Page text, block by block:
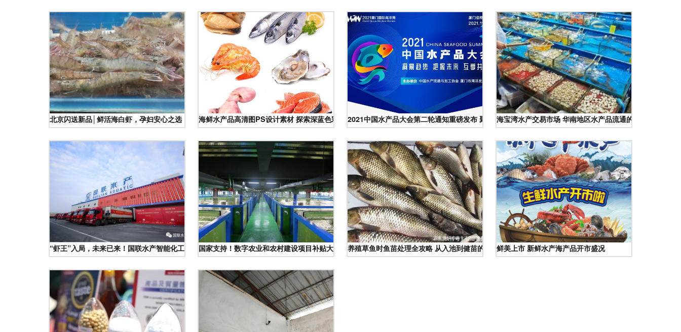
北京闪送新品│鲜活海白虾，孕妇安心之选，500g新鲜直达海鲜水产品高清图PS设计素材 探索深蓝色彩的海洋魅力2021中国水产品大会第二轮通知重磅发布 聚焦行业新动能与绿色转型海宝湾水产交易市场 华南地区水产品流通的核心枢纽
“虾王”入局，未来已来！国联水产智能化工厂启幕——水产业创变记国家支持！数字农业和农村建设项目补贴大全，覆盖农业全产业链与水产品
养殖草鱼时鱼苗处理全攻略 从入池到健苗的实战指南鲜美上市 新鲜水产海产品开市盛况